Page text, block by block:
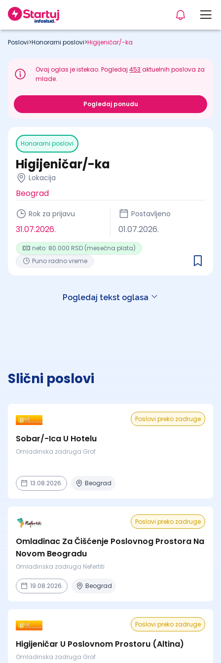
Poslovi>Honorarni poslovi>Higijeničar/-ka
Ovaj oglas je istekao. Pogledaj453 aktuelnih poslova za
mlade.
Pogledaj ponudu
Honorarni poslovi
Higijeničar/-ka
Lokacija
Beograd
Rok za prijavu
31.07.2026.
Postavljeno
01.07.2026.
neto: 80.000 RSD (mesečna plata)
Puno radno vreme
Pogledaj tekst oglasa
Slični poslovi
Poslovi preko zadruge
Sobar/-Ica U Hotelu
Omladinska zadruga Grof
13.08.2026. Beograd
Poslovi preko zadruge
Omladinac Za Čišćenje Poslovnog Prostora Na
Novom Beogradu
Omladinska zadruga Nefertiti
19.08.2026. Beograd
Poslovi preko zadruge
Higijeničar U Poslovnom Prostoru (Altina)
Omladinska zadruga Grof